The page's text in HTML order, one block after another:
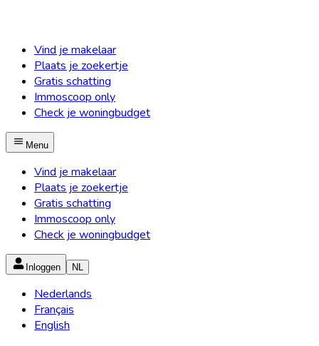
Vind je makelaar
Plaats je zoekertje
Gratis schatting
Immoscoop only
Check je woningbudget
Menu
Vind je makelaar
Plaats je zoekertje
Gratis schatting
Immoscoop only
Check je woningbudget
Inloggen NL
Nederlands
Français
English